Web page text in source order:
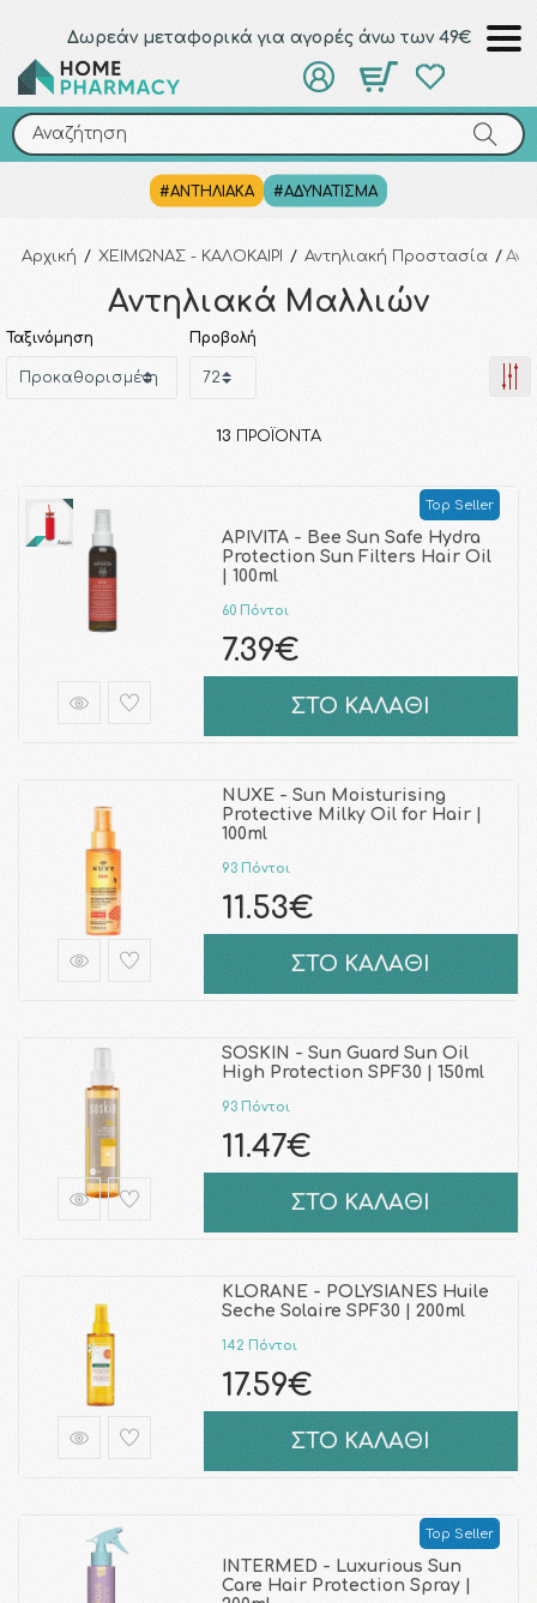
Δωρεάν μεταφορικά για αγορές άνω των 49€
Αναζήτηση
#ΑΝΤΗΛΙΑΚΑ #ΑΔΥΝΑΤΙΣΜΑ
Αναζήτηση
Αρχική / ΧΕΙΜΩΝΑΣ - ΚΑΛΟΚΑΙΡΙ / Αντηλιακή Προστασία /
Αντηλιακά Μαλλιών
Ταξινόμηση Προβολή
13 ΠΡΟΪΌΝΤΑ
Top Seller
APIVITA - Bee Sun Safe Hydra
Protection Sun Filters Hair Oil
| 100ml
60 Πόντοι
7.39€
ΣΤΟ ΚΑΛΑΘΙ
NUXE - Sun Moisturising
Protective Milky Oil for Hair |
100ml
93 Πόντοι
11.53€
ΣΤΟ ΚΑΛΑΘΙ
SOSKIN - Sun Guard Sun Oil
High Protection SPF30 | 150ml
93 Πόντοι
11.47€
ΣΤΟ ΚΑΛΑΘΙ
KLORANE - POLYSIANES Huile
Seche Solaire SPF30 | 200ml
142 Πόντοι
17.59€
ΣΤΟ ΚΑΛΑΘΙ
Top Seller
INTERMED - Luxurious Sun
Care Hair Protection Spray |